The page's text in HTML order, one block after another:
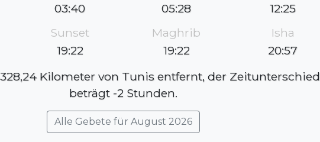
03:40
05:28
12:25
Sunset
19:22
Maghrib
19:22
Isha
20:57
Kilometer von Tunis entfernt, der Zeitunterschied
beträgt -2 Stunden.
Alle Gebete für August 2026